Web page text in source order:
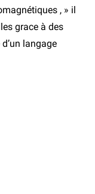
, » il
grace à des
langage